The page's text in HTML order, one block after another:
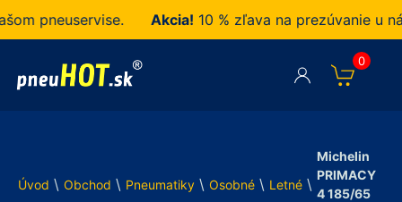
pneuservise. Akcia!10 % zľava na prezúvanie u nás
0
Úvod \ Obchod \ Pneumatiky \ Osobné \ Letné \
Michelin
PRIMACY
4 185/65